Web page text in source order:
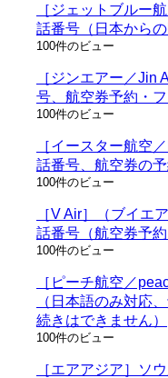
［ジェットブルー
話番号（日本からの
100件のビュー
［ジンエアー／Jin
号、航空券予約・
100件のビュー
［イースター航空
話番号、航空券の
100件のビュー
［V Air］（ブイエ
話番号（航空券予
100件のビュー
［ピーチ航空／
（日本語のみ対応
続きはできません）
100件のビュー
［エアアジア］ソ